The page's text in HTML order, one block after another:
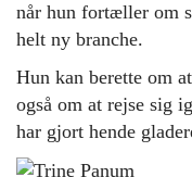
når hun fortæller om
helt ny branche.
Hun kan berette om
også om at rejse sig
har gjort hende